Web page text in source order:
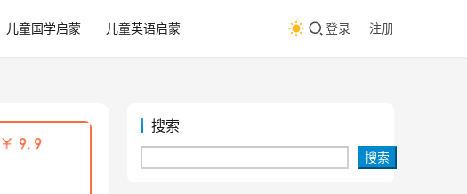
儿童国学启蒙 儿童英语启蒙 登录 注册
搜索
搜索